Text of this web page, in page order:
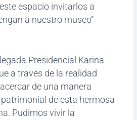
espacio invitarlos a
a nuestro museo”
Presidencial Karina
a través de la realidad
de una manera
patrimonial de esta hermosa
Pudimos vivir la